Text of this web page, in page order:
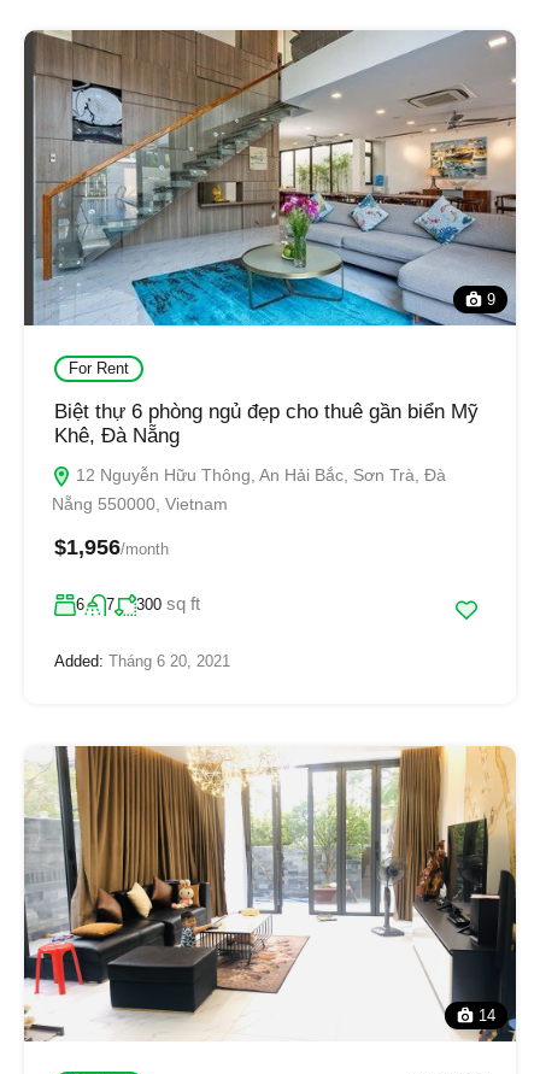
9
For Rent
Biệt thự 6 phòng ngủ đẹp cho thuê gần biển Mỹ
Khê, Đà Nẵng
12 Nguyễn Hữu Thông, An Hải Bắc, Sơn Trà, Đà
Nẵng 550000, Vietnam
$1,956/month
6 7 300 sq ft
Added: Tháng 6 20, 2021
14